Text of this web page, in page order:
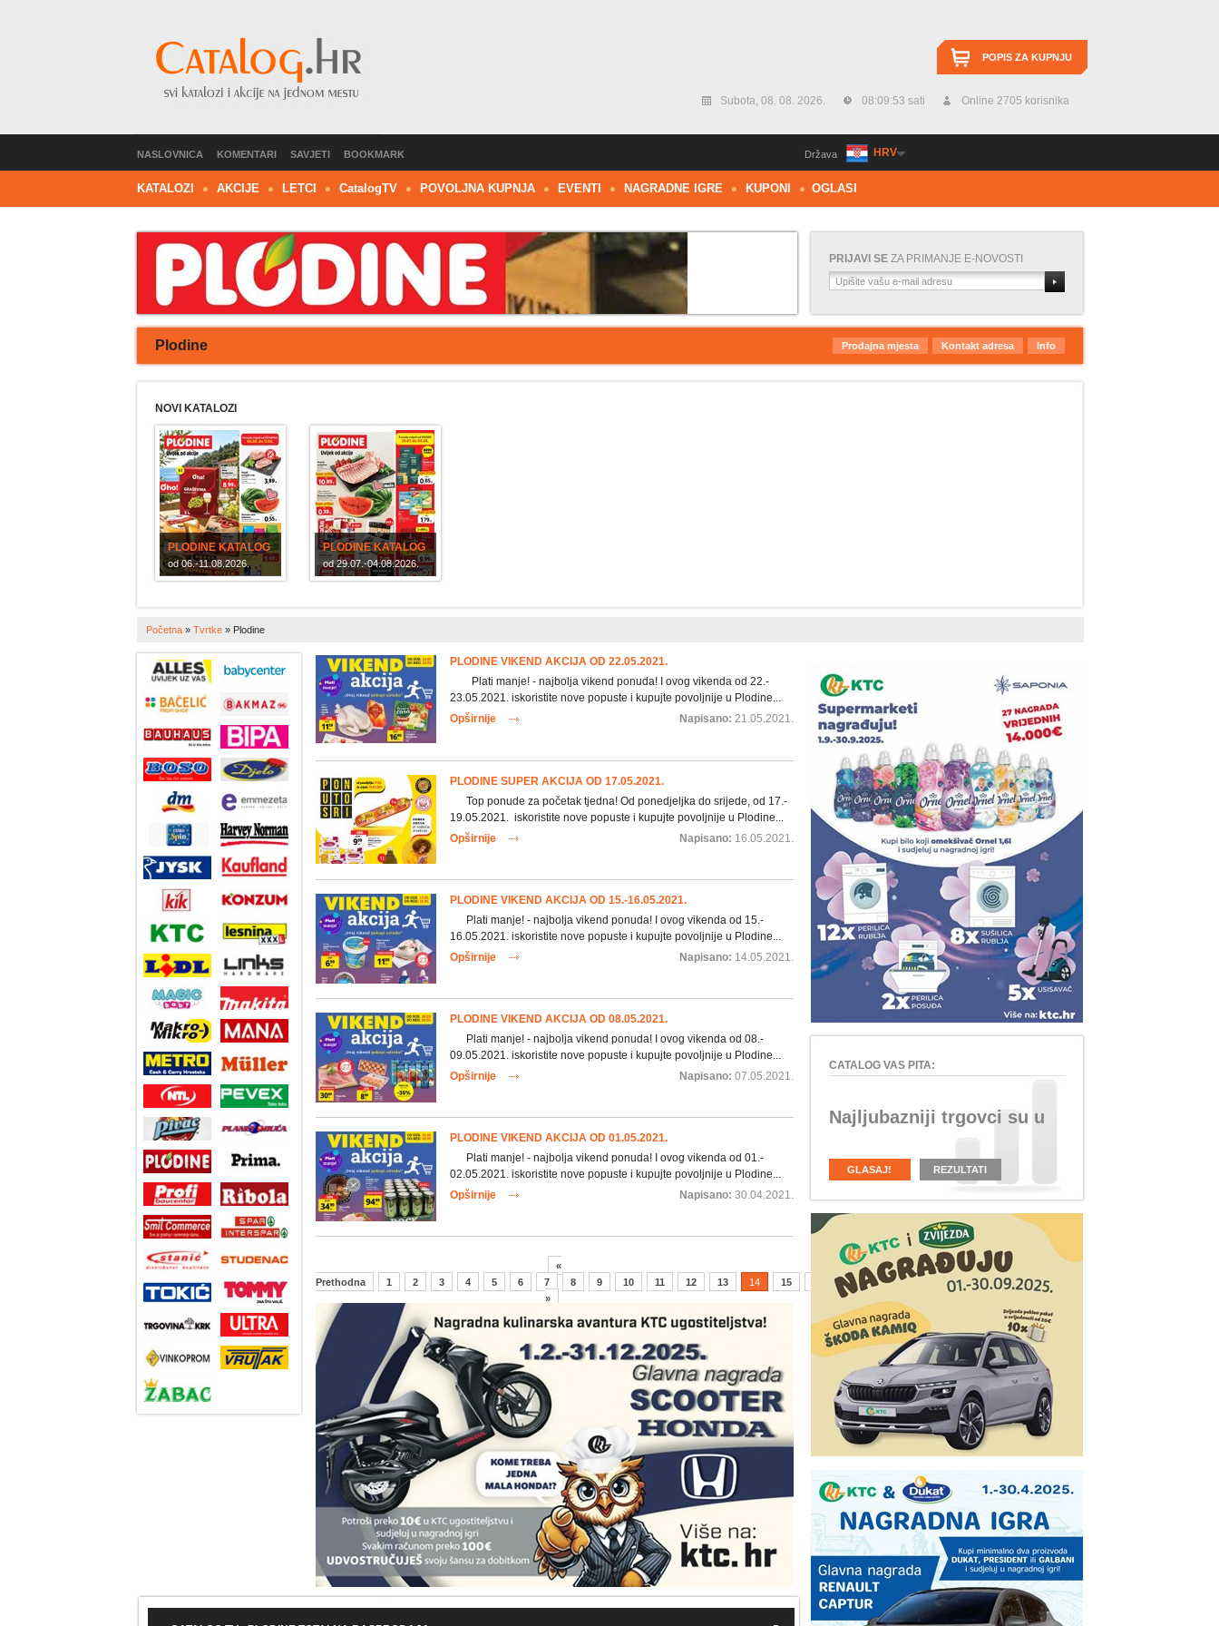
POPIS ZA KUPNJU
Subota, 08. 08. 2026. 08:09:54 sati Online 2705 korisnika
HRV
Država
NASLOVNICA KOMENTARI SAVJETI BOOKMARK
KATALOZI AKCIJE LETCI CatalogTV POVOLJNA KUPNJA EVENTI NAGRADNE IGRE KUPONI OGLASI
PRIJAVI SEZA PRIMANJE E-NOVOSTI
Plodine Info
Kontakt adresa
Prodajna mjesta
NOVI KATALOZI
PLODINE KATALOG
od 06.-11.08.2026.
PLODINE KATALOG
od 29.07.-04.08.2026.
Početna» Tvrtke» Plodine
PLODINE VIKEND AKCIJA OD 22.05.2021.
Plati manje! - najbolja vikend ponuda! I ovog vikenda od 22.-
23.05.2021. iskoristite nove popuste i kupujte povoljnije u Plodine...
Opširnije
Napisano: 21.05.2021.
PLODINE SUPER AKCIJA OD 17.05.2021.
Top ponude za početak tjedna! Od ponedjeljka do srijede, od 17.-
19.05.2021. iskoristite nove popuste i kupujte povoljnije u Plodine...
Opširnije
Napisano: 16.05.2021.
PLODINE VIKEND AKCIJA OD 15.-16.05.2021.
Plati manje! - najbolja vikend ponuda! I ovog vikenda od 15.-
16.05.2021. iskoristite nove popuste i kupujte povoljnije u Plodine...
Opširnije
Napisano: 14.05.2021.
PLODINE VIKEND AKCIJA OD 08.05.2021.
Plati manje! - najbolja vikend ponuda! I ovog vikenda od 08.-
09.05.2021. iskoristite nove popuste i kupujte povoljnije u Plodine...
Opširnije
Napisano: 07.05.2021.
PLODINE VIKEND AKCIJA OD 01.05.2021.
Plati manje! - najbolja vikend ponuda! I ovog vikenda od 01.-
02.05.2021. iskoristite nove popuste i kupujte povoljnije u Plodine...
Opširnije
Napisano: 30.04.2021.
«
Prethodna
1 2 3 4 5 6 7 8 9 10 11 12 13 14 15 17
Sljedeća
»
CATALOG VAS PITA:
Najljubazniji trgovci su u
GLASAJ! REZULTATI